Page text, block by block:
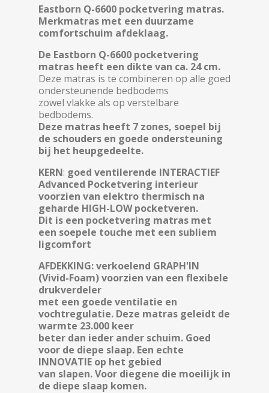
Eastborn Q-6600 pocketvering matras.
Merkmatras met een duurzame
comfortschuim afdeklaag.
De Eastborn Q-6600 pocketvering
matras heeft een dikte van ca. 24 cm.
Deze matras is te combineren op alle goed
ondersteunende bedbodems
zowel vlakke als op verstelbare
bedbodems.
Deze matras heeft 7 zones, soepel bij
de schouders en goede ondersteuning
bij het heupgedeelte.
KERN: goed ventilerende INTERACTIEF
Advanced Pocketvering interieur
voorzien van elektro thermisch na
geharde HIGH-LOW pocketveren.
Dit is een pocketvering matras met
een soepele touche met een subliem
ligcomfort
AFDEKKING: verkoelend GRAPH'IN
(Vivid-Foam)voorzien van een flexibele
drukverdeler
met een goede ventilatie en
vochtregulatie. Deze matras geleidt de
warmte 23.000 keer
beter dan ieder ander schuim. Goed
voor de diepe slaap. Een echte
INNOVATIE op het gebied
van slapen. Voor diegene die moeilijk in
de diepe slaap komen.